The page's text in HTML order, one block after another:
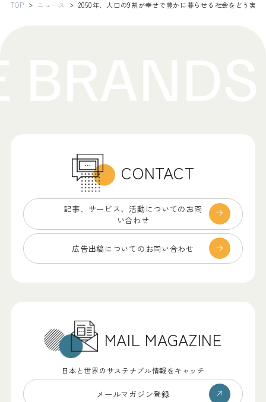
TOP ニュース 2050年、人口の9割が幸せで豊かに暮らせる社会をどう実
CONTACT
記事、サービス、 活動についてのお問
い合わせ
広告出稿についての お問い合わせ
MAIL MAGAZINE
日本と世界のサステナブル情報をキャッチ
メールマガジン登録